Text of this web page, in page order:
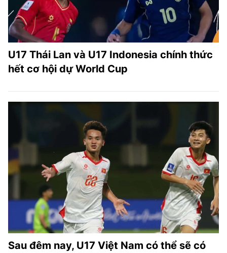
U17 Thái Lan và U17 Indonesia chính thức
hết cơ hội dự World Cup
Sau đêm nay, U17 Việt Nam có thể sẽ có